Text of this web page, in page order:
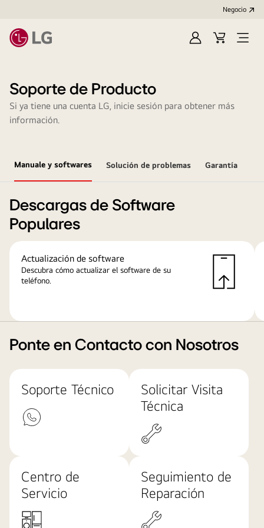
Negocio
RegístrateCarritoOpen
Soporte de Producto
Si ya tiene una cuenta LG, inicie sesión para obtener más
información.
Manuale y softwares Solución de problemas Garantía
Descargas de Software
Populares
Actualización de software
Descubra cómo actualizar el software de su
teléfono.
Ponte en Contacto con Nosotros
Soporte Técnico
Solicitar Visita
Técnica
Centro de
Servicio
Seguimiento de
Reparación